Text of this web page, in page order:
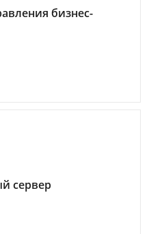
бизнес-
сервер